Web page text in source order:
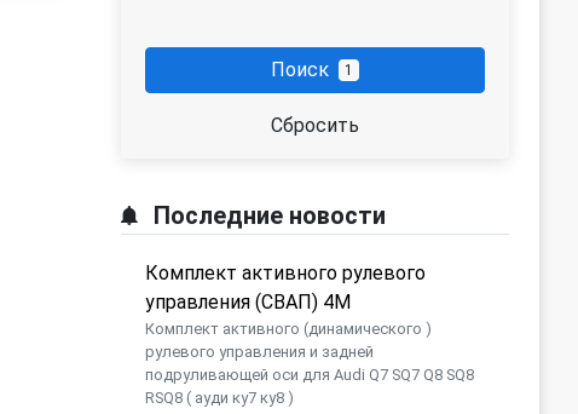
Поиск 1
Сбросить
Последние новости
Комплект активного рулевого
управления (СВАП) 4M
Комплект активного (динамического )
рулевого управления и задней
подруливающей оси для Audi Q7 SQ7 Q8 SQ8
RSQ8 ( ауди ку7 ку8 )